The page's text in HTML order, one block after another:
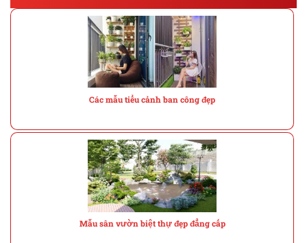
Các mẫu tiểu cảnh ban công đẹp
Mẫu sân vườn biệt thự đẹp đẳng cấp